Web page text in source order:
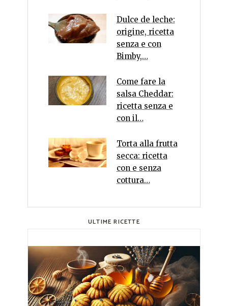
Dulce de leche:
origine, ricetta
senza e con
Bimby,…
Come fare la
salsa Cheddar:
ricetta senza e
con il…
Torta alla frutta
secca: ricetta
con e senza
cottura…
ULTIME RICETTE